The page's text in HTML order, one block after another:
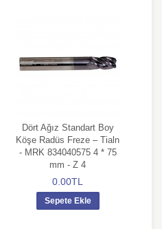
Dört Ağız Standart Boy
Köşe Radüs Freze – Tialn
- MRK 834040575 4 * 75
mm - Z 4
0.00TL
Sepete Ekle